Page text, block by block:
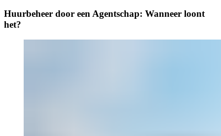
Huurbeheer door een Agentschap: Wanneer loont
het?